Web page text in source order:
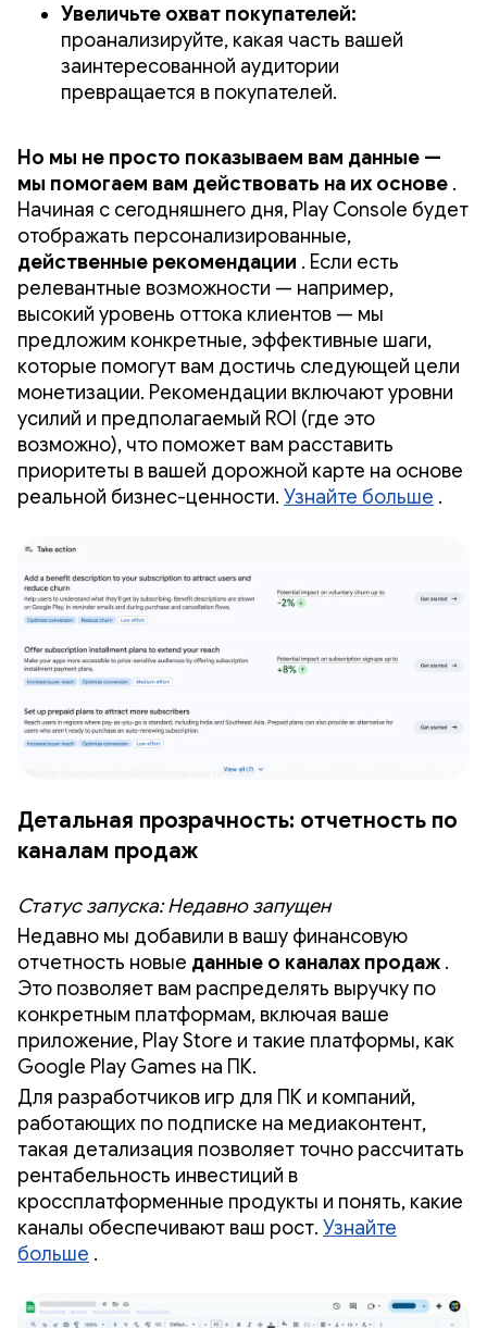
Увеличьте охват покупателей:
проанализируйте, какая часть вашей
заинтересованной аудитории
превращается в покупателей.
Но мы не просто показываем вам данные —
мы помогаем вам действовать на их основе .
Начиная с сегодняшнего дня, Play Console будет
отображать персонализированные,
действенные рекомендации . Если есть
релевантные возможности — например,
высокий уровень оттока клиентов — мы
предложим конкретные, эффективные шаги,
которые помогут вам достичь следующей цели
монетизации. Рекомендации включают уровни
усилий и предполагаемый ROI (где это
возможно), что поможет вам расставить
приоритеты в вашей дорожной карте на основе
реальной бизнес-ценности. Узнайте больше .
Детальная прозрачность: отчетность по
каналам продаж
Статус запуска: Недавно запущен
Недавно мы добавили в вашу финансовую
отчетность новые данные о каналах продаж .
Это позволяет вам распределять выручку по
конкретным платформам, включая ваше
приложение, Play Store и такие платформы, как
Google Play Games на ПК.
Для разработчиков игр для ПК и компаний,
работающих по подписке на медиаконтент,
такая детализация позволяет точно рассчитать
рентабельность инвестиций в
кроссплатформенные продукты и понять, какие
каналы обеспечивают ваш рост. Узнайте
больше .